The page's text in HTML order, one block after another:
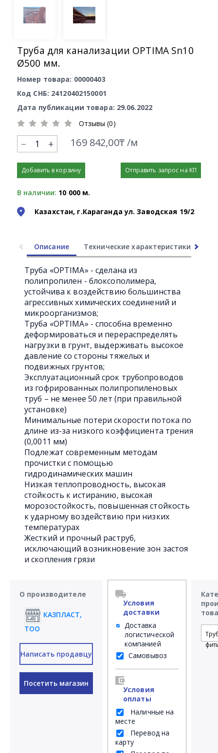
Труба для канализации OPTIMA Sn10
Ø500 мм.
Номер товара: 00000403
Код СНБ: 24120402150001
Дата публикации товара: 29.06.2022
Отзывы (0)
+ 169 842,00₸ /м
Добавить в корзину Отправить запрос на КП
В наличии: 10 000 м.
Казахстан, г.Караганда ул. Заводская 19/2
Описание Технические характеристики
Труба «OPTIMA» - сделана из
полипропилен - блоксополимера,
устойчива к воздействию большинства
агрессивных химических соединений и
микроорганизмов;
Труба «OPTIMA» - способна временно
деформироваться и перераспределять
нагрузки в грунт, выдерживать высокое
давление со стороны тяжелых и
подвижных грунтов;
Эксплуатационный срок трубопроводов
из гофрированных полипропиленовых
труб – не менее 50 лет (при правильной
установке)
Минимальные потери скорости потока по
длине из-за низкого коэффициента трения
(0,0011 мм)
Подлежат современным методам
прочистки с помощью
гидродинамических машин
Низкая теплопроводность, высокая
стойкость к истиранию, высокая
морозостойкость, повышенная стойкость
к ударному воздействию при низких
температурах
Жесткий и прочный раструб,
исключающий возникновение зон застоя
и скопления грязи
О производителе
КАЗПЛАСТ,
ТОО
Написать продавцу
Посетить магазин
Условия
доставки
Доставка
логистической
компанией
Самовывоз
Условия
оплаты
Наличные на
месте
Перевод на
карту